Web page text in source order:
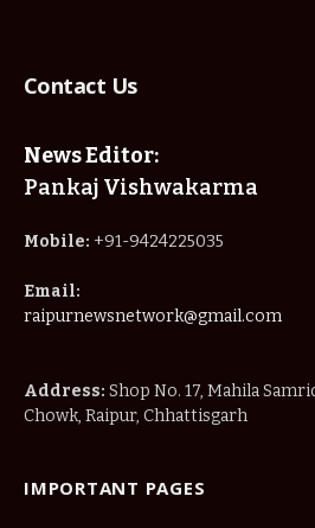
Contact Us
News Editor:
Pankaj Vishwakarma
Mobile: +91-9424225035
Email:
raipurnewsnetwork@gmail.com
Address: Shop No. 17, Mahila
Chowk, Raipur, Chhattisgarh
IMPORTANT PAGES